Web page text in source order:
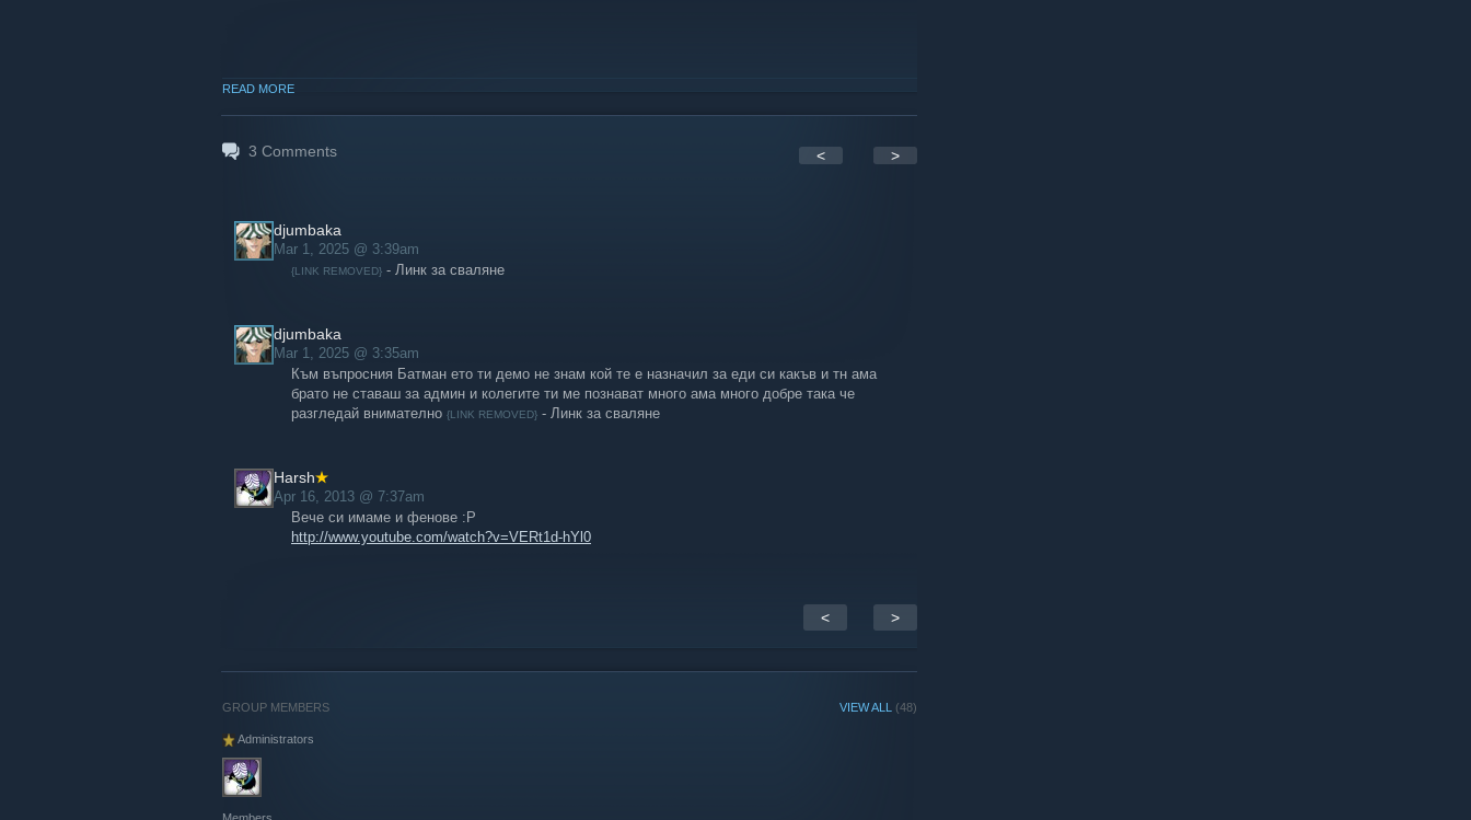
READ MORE
3 Comments < >
djumbaka
Mar 1, 2025 @ 3:39am
{LINK REMOVED} - Линк за сваляне
djumbaka
Mar 1, 2025 @ 3:35am
Към въпросния Батман ето ти демо не знам кой те е назначил за еди си какъв и тн ама
брато не ставаш за админ и колегите ти ме познават много ама много добре така че
разгледай внимателно {LINK REMOVED} - Линк за сваляне
Harsh
Apr 16, 2013 @ 7:37am
Вече си имаме и фенове :P
http://www.youtube.com/watch?v=VERt1d-hYl0
< >
VIEW ALL (48)
GROUP MEMBERS
Administrators